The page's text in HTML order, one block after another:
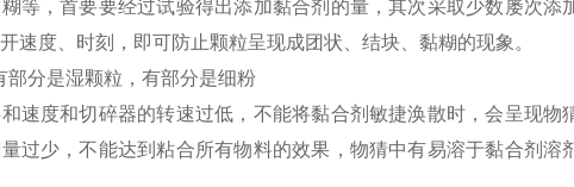
等，首要要经过试验得出添加黏合剂的量，其次采取少数屡次添
速度、时刻，即可防止颗粒呈现成团状、结块、黏糊的现象。
部分是湿颗粒，有部分是细粉
速度和切碎器的转速过低，不能将黏合剂敏捷涣散时，会呈现
过少，不能达到粘合所有物料的效果，物猜中有易溶于黏合剂溶